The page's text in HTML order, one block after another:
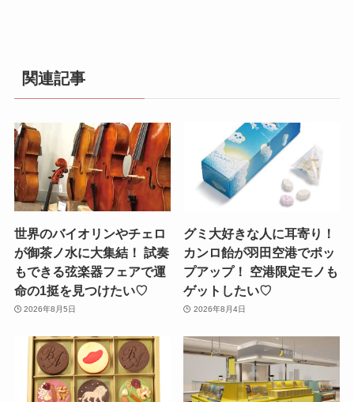
関連記事
世界のバイオリンやチェロ
が御茶ノ水に大集結！ 試奏
もできる弦楽器フェアで運
命の1挺を見つけたい♡
2026年8月5日
グミ大好きな人に耳寄り！
カンロ飴が羽田空港でポッ
プアップ！ 空港限定モノも
ゲットしたい♡
2026年8月4日